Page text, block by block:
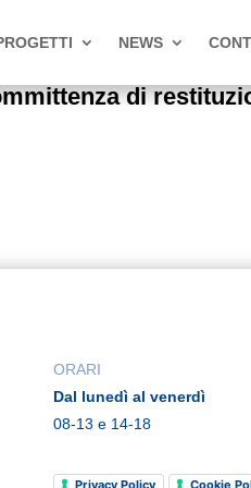
NEWS
di
ORARI
Dal lunedì al venerdì
08-13 e 14-18
Privacy Policy Cookie